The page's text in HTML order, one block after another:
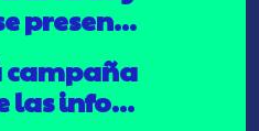
presen...
campaña
las info...